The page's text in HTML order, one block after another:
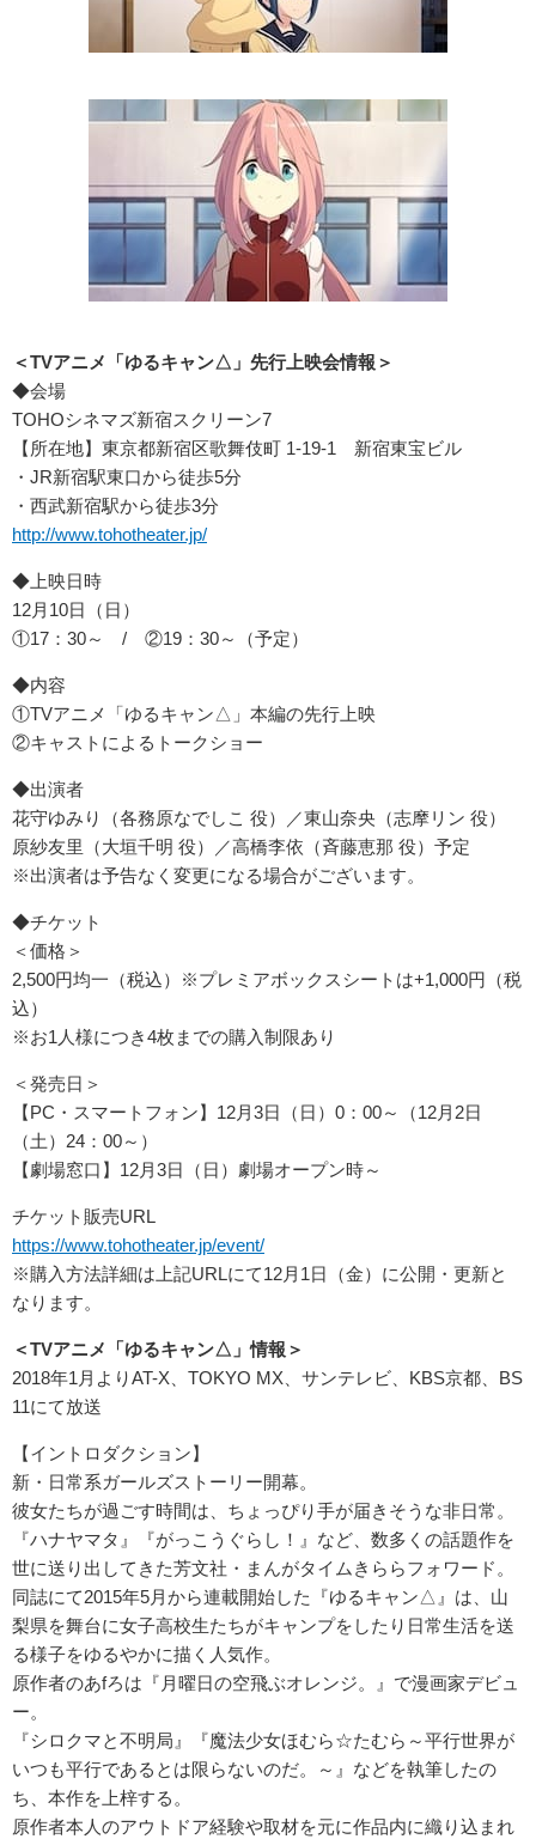
＜TVアニメ「ゆるキャン△」先行上映会情報＞
◆会場
TOHOシネマズ新宿スクリーン7
【所在地】東京都新宿区歌舞伎町 1-19-1 新宿東宝ビル
・JR新宿駅東口から徒歩5分
・西武新宿駅から徒歩3分
http://www.tohotheater.jp/
◆上映日時
12月10日（日）
①17：30～ / ②19：30～（予定）
◆内容
①TVアニメ「ゆるキャン△」本編の先行上映
②キャストによるトークショー
◆出演者
花守ゆみり（各務原なでしこ 役）／東山奈央（志摩リン 役）
原紗友里（大垣千明 役）／高橋李依（斉藤恵那 役）予定
※出演者は予告なく変更になる場合がございます。
◆チケット
＜価格＞
2,500円均一（税込）※プレミアボックスシートは+1,000円（税
込）
※お1人様につき4枚までの購入制限あり
＜発売日＞
【PC・スマートフォン】12月3日（日）0：00～（12月2日
（土）24：00～）
【劇場窓口】12月3日（日）劇場オープン時～
チケット販売URL
https://www.tohotheater.jp/event/
※購入方法詳細は上記URLにて12月1日（金）に公開・更新と
なります。
＜TVアニメ「ゆるキャン△」情報＞
2018年1月よりAT-X、TOKYO MX、サンテレビ、KBS京都、BS
11にて放送
【イントロダクション】
新・日常系ガールズストーリー開幕。
彼女たちが過ごす時間は、ちょっぴり手が届きそうな非日常。
『ハナヤマタ』『がっこうぐらし！』など、数多くの話題作を
世に送り出してきた芳文社・まんがタイムきららフォワード。
同誌にて2015年5月から連載開始した『ゆるキャン△』は、山
梨県を舞台に女子高校生たちがキャンプをしたり日常生活を送
る様子をゆるやかに描く人気作。
原作者のあfろは『月曜日の空飛ぶオレンジ。』で漫画家デビュ
ー。
『シロクマと不明局』『魔法少女ほむら☆たむら～平行世界が
いつも平行であるとは限らないのだ。～』などを執筆したの
ち、本作を上梓する。
原作者本人のアウトドア経験や取材を元に作品内に織り込まれ